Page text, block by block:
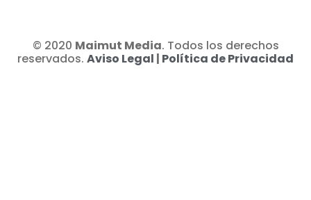
© 2020 Maimut Media. Todos los derechos
reservados. Aviso Legal | Política de Privacidad